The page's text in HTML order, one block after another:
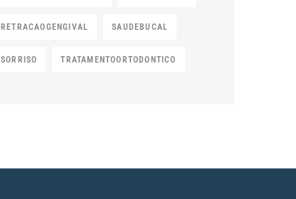
RETRACAOGENGIVAL SAUDEBUCAL
SORRISO TRATAMENTOORTODONTICO